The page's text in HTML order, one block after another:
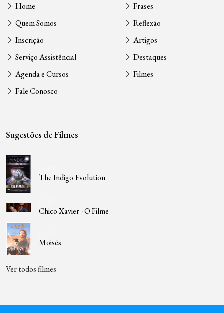
Home
Quem Somos
Inscrição
Serviço Assistêncial
Agenda e Cursos
Fale Conosco
Frases
Reflexão
Artigos
Destaques
Filmes
Sugestões de Filmes
The Indigo Evolution
Chico Xavier - O Filme
Moisés
Ver todos filmes